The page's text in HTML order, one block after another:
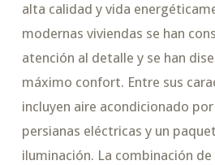
alta calidad y vida
modernas viviendas se han
atención al detalle y se han
máximo confort. Entre sus
incluyen aire acondicionado
persianas eléctricas y un
iluminación. La combinación